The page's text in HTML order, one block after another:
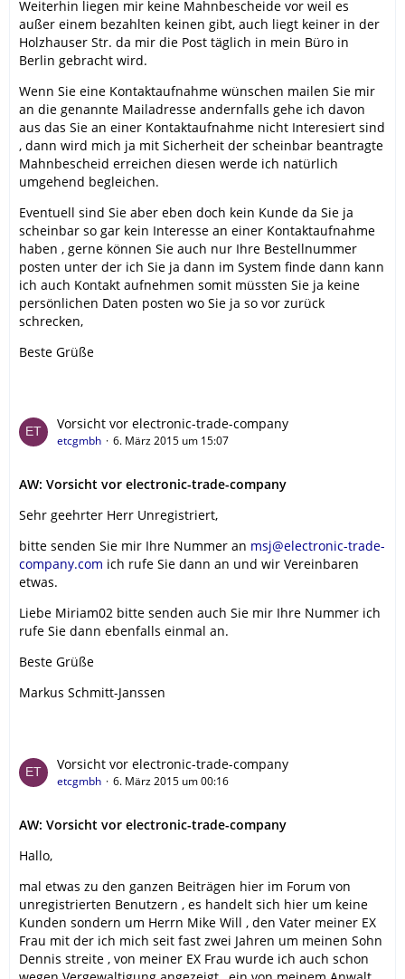
Weiterhin liegen mir keine Mahnbescheide vor weil es
außer einem bezahlten keinen gibt, auch liegt keiner in der
Holzhauser Str. da mir die Post täglich in mein Büro in
Berlin gebracht wird.
Wenn Sie eine Kontaktaufnahme wünschen mailen Sie mir
an die genannte Mailadresse andernfalls gehe ich davon
aus das Sie an einer Kontaktaufnahme nicht Interesiert sind
, dann wird mich ja mit Sicherheit der scheinbar beantragte
Mahnbescheid erreichen diesen werde ich natürlich
umgehend begleichen.
Eventuell sind Sie aber eben doch kein Kunde da Sie ja
scheinbar so gar kein Interesse an einer Kontaktaufnahme
haben , gerne können Sie auch nur Ihre Bestellnummer
posten unter der ich Sie ja dann im System finde dann kann
ich auch Kontakt aufnehmen somit müssten Sie ja keine
persönlichen Daten posten wo Sie ja so vor zurück
schrecken,
Beste Grüße
Vorsicht vor electronic-trade-company
etcgmbh 6. März 2015 um 15:07
AW: Vorsicht vor electronic-trade-company
Sehr geehrter Herr Unregistriert,
bitte senden Sie mir Ihre Nummer an msj@electronic-trade-
company.com ich rufe Sie dann an und wir Vereinbaren
etwas.
Liebe Miriam02 bitte senden auch Sie mir Ihre Nummer ich
rufe Sie dann ebenfalls einmal an.
Beste Grüße
Markus Schmitt-Janssen
Vorsicht vor electronic-trade-company
etcgmbh 6. März 2015 um 00:16
AW: Vorsicht vor electronic-trade-company
Hallo,
mal etwas zu den ganzen Beiträgen hier im Forum von
unregistrierten Benutzern , es handelt sich hier um keine
Kunden sondern um Herrn Mike Will , den Vater meiner EX
Frau mit der ich mich seit fast zwei Jahren um meinen Sohn
Dennis streite , von meiner EX Frau wurde ich auch schon